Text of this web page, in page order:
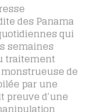
des Panama
qui
semaines
traitement
de
par une
preuve d’une